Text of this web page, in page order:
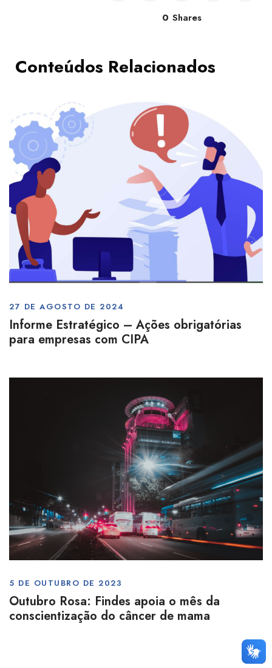
0 Shares
Conteúdos Relacionados
27 DE AGOSTO DE 2024
Informe Estratégico – Ações obrigatórias
para empresas com CIPA
5 DE OUTUBRO DE 2023
Outubro Rosa: Findes apoia o mês da
conscientização do câncer de mama